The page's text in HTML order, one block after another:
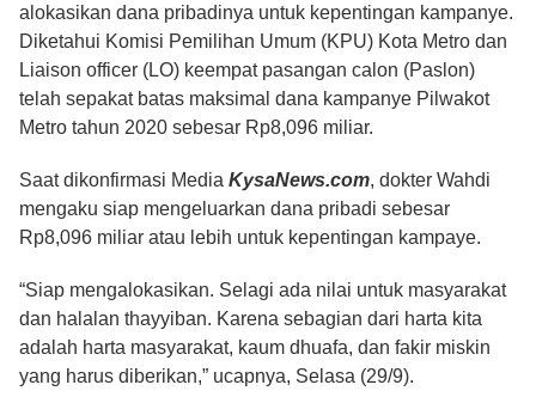
alokasikan dana pribadinya untuk kepentingan kampanye.
Diketahui Komisi Pemilihan Umum (KPU) Kota Metro dan
Liaison officer (LO) keempat pasangan calon (Paslon)
telah sepakat batas maksimal dana kampanye Pilwakot
Metro tahun 2020 sebesar Rp8,096 miliar.
Saat dikonfirmasi Media KysaNews.com, dokter Wahdi
mengaku siap mengeluarkan dana pribadi sebesar
Rp8,096 miliar atau lebih untuk kepentingan kampaye.
“Siap mengalokasikan. Selagi ada nilai untuk masyarakat
dan halalan thayyiban. Karena sebagian dari harta kita
adalah harta masyarakat, kaum dhuafa, dan fakir miskin
yang harus diberikan,” ucapnya, Selasa (29/9).